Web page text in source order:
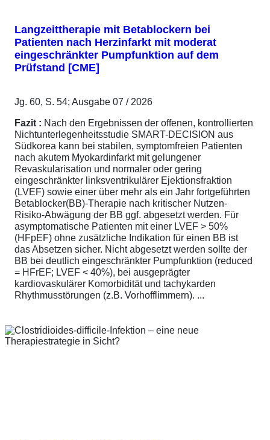
Langzeittherapie mit Betablockern bei
Patienten nach Herzinfarkt mit moderat
eingeschränkter Pumpfunktion auf dem
Prüfstand [CME]
Jg. 60, S. 54; Ausgabe 07 / 2026
Fazit : Nach den Ergebnissen der offenen, kontrollierten
Nichtunterlegenheitsstudie SMART-DECISION aus
Südkorea kann bei stabilen, symptomfreien Patienten
nach akutem Myokardinfarkt mit gelungener
Revaskularisation und normaler oder gering
eingeschränkter linksventrikulärer Ejektionsfraktion
(LVEF) sowie einer über mehr als ein Jahr fortgeführten
Betablocker(BB)-Therapie nach kritischer Nutzen-
Risiko-Abwägung der BB ggf. abgesetzt werden. Für
asymptomatische Patienten mit einer LVEF > 50%
(HFpEF) ohne zusätzliche Indikation für einen BB ist
das Absetzen sicher. Nicht abgesetzt werden sollte der
BB bei deutlich eingeschränkter Pumpfunktion (reduced
= HFrEF; LVEF < 40%), bei ausgeprägter
kardiovaskulärer Komorbidität und tachykarden
Rhythmusstörungen (z.B. Vorhofflimmern). ...